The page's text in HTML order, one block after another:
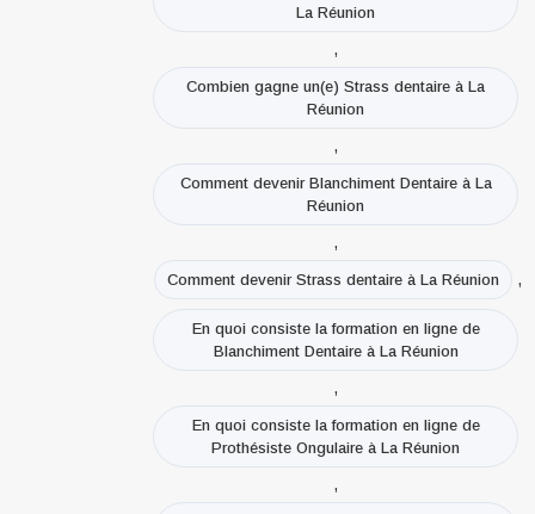
La Réunion
,
Combien gagne un(e) Strass dentaire à La
Réunion
,
Comment devenir Blanchiment Dentaire à La
Réunion
,
Comment devenir Strass dentaire à La Réunion ,
En quoi consiste la formation en ligne de
Blanchiment Dentaire à La Réunion
,
En quoi consiste la formation en ligne de
Prothésiste Ongulaire à La Réunion
,